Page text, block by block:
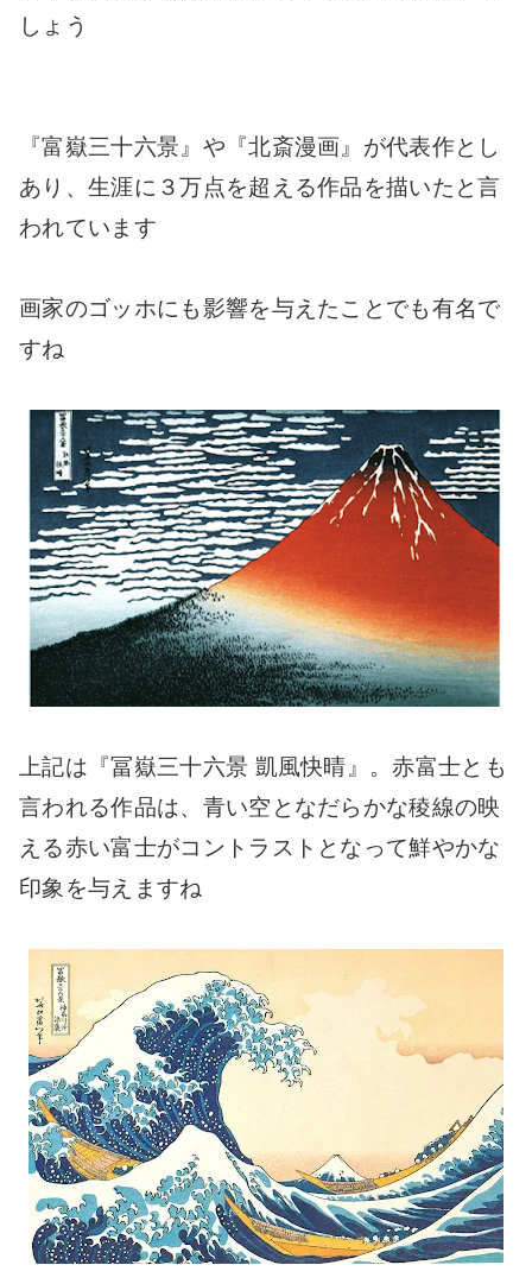
しょう
『富嶽三十六景』や『北斎漫画』が代表作とし
あり、生涯に３万点を超える作品を描いたと言
われています
画家のゴッホにも影響を与えたことでも有名で
すね
上記は『冨嶽三十六景 凱風快晴』。赤富士とも
言われる作品は、青い空となだらかな稜線の映
える赤い富士がコントラストとなって鮮やかな
印象を与えますね